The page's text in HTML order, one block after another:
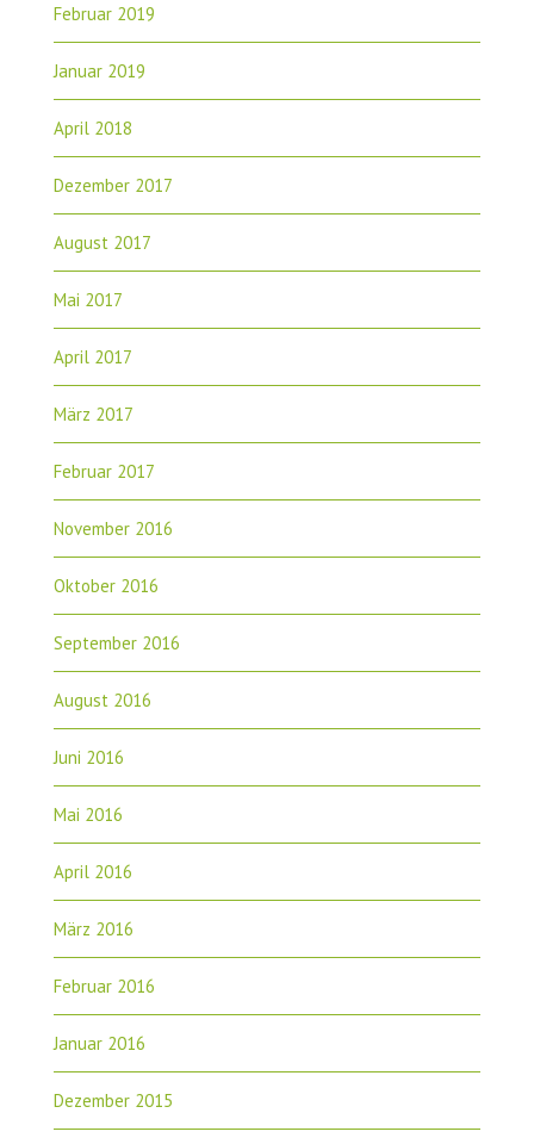
Februar 2019
Januar 2019
April 2018
Dezember 2017
August 2017
Mai 2017
April 2017
März 2017
Februar 2017
November 2016
Oktober 2016
September 2016
August 2016
Juni 2016
Mai 2016
April 2016
März 2016
Februar 2016
Januar 2016
Dezember 2015